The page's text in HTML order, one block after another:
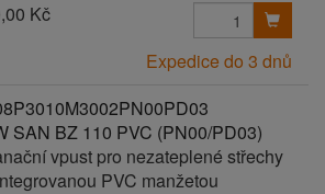
Kč
Expedice do 3 dnů
SAN BZ 110 PVC (PN00/PD03)
vpust pro nezateplené střechy
PVC manžetou